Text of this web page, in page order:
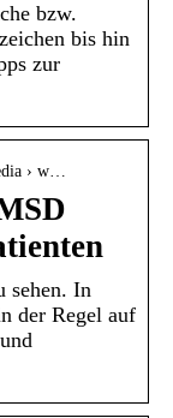
bzw.
bis hin
zur
› w…
sehen. In
der Regel auf